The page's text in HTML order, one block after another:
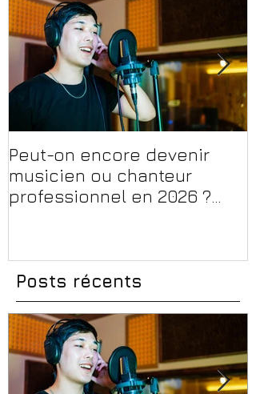
Peut-on encore devenir
musicien ou chanteur
professionnel en 2026 ?
Posts récents